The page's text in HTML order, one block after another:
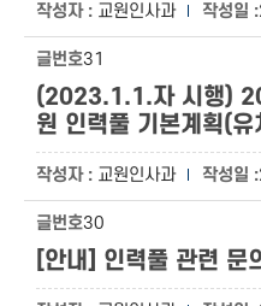
교원인사과
31
(2023.1.1.자 시행)
원 인력풀 기본계획(
교원인사과
30
[안내] 인력풀 관련 문